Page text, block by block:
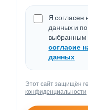
Я согласен
данных и
согласие
данных
Этот сайт защищён
конфиденциальности